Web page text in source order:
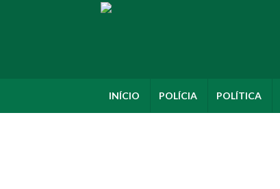
INÍCIO POLÍCIA POLÍTICA